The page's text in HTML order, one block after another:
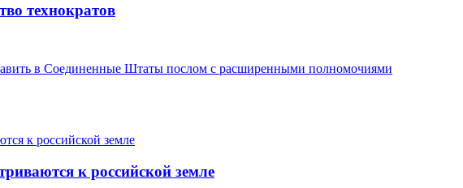
технократов
в Соединенные Штаты послом с расширенными полномочиями
к российской земле